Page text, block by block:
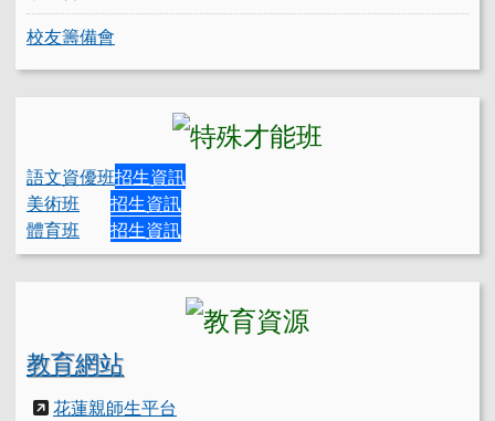
校友籌備會
語文資優班招生資訊
美術班
招生資訊
體育班
招生資訊
教育網站
花蓮親師生平台